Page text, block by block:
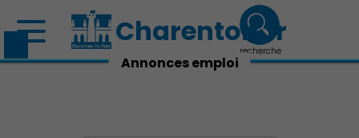
Charenton.fr
recherche
Annonces emploi